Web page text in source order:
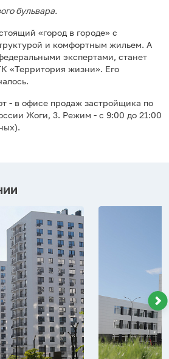
бульвара.
«город в городе» с
и комфортным жильем. А
экспертами, станет
«Территория жизни». Его
- в офисе продаж застройщика по
Жоги, 3. Режим - с 9:00 до 21:00